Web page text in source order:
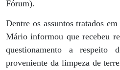
Fórum).
Dentre os assuntos tratados
Mário informou que recebeu
questionamento a respeito
proveniente da limpeza de